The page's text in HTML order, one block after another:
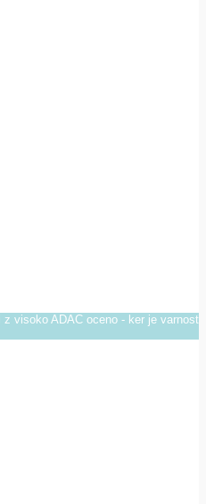
visoko ADAC oceno - ker je varnost